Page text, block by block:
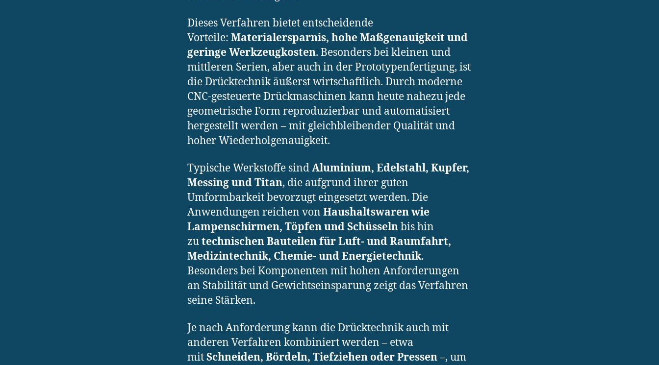
Dieses Verfahren bietet entscheidende
Vorteile: Materialersparnis, hohe Maßgenauigkeit und
geringe Werkzeugkosten. Besonders bei kleinen und
mittleren Serien, aber auch in der Prototypenfertigung, ist
die Drücktechnik äußerst wirtschaftlich. Durch moderne
CNC-gesteuerte Drückmaschinen kann heute nahezu jede
geometrische Form reproduzierbar und automatisiert
hergestellt werden – mit gleichbleibender Qualität und
hoher Wiederholgenauigkeit.
Typische Werkstoffe sindAluminium, Edelstahl, Kupfer,
Messing und Titan, die aufgrund ihrer guten
Umformbarkeit bevorzugt eingesetzt werden. Die
Anwendungen reichen von Haushaltswaren wie
Lampenschirmen, Töpfen und Schüsselnbis hin
zutechnischen Bauteilen für Luft- und Raumfahrt,
Medizintechnik, Chemie- und Energietechnik.
Besonders bei Komponenten mit hohen Anforderungen
an Stabilität und Gewichtseinsparung zeigt das Verfahren
seine Stärken.
Je nach Anforderung kann die Drücktechnik auch mit
anderen Verfahren kombiniert werden – etwa
mitSchneiden, Bördeln, Tiefziehen oder Pressen–, um